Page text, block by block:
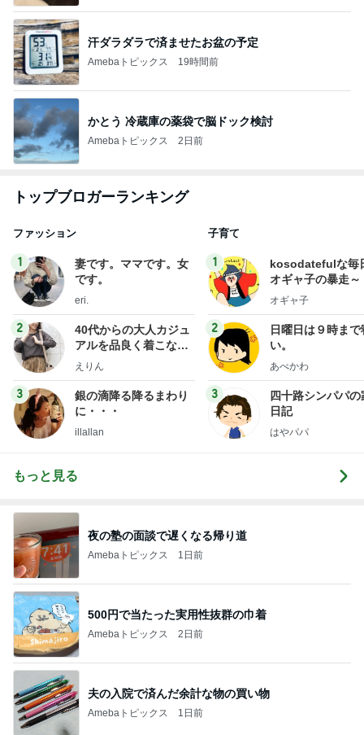
汗ダラダラで済ませたお盆の予定
Amebaトピックス 19時間前
かとう 冷蔵庫の薬袋で脳ドック検討
Amebaトピックス 2日前
トップブロガーランキング
ファッション
1
妻です。ママです。女
です。
eri.
2
40代からの大人カジュ
アルを品良く着こなす
ファッションブログ
えりん
3
銀の滴降る降るまわり
に・・・
illallan
子育て
1
kosodatefulな毎
オギャ子の暴走～
オギャ子
2
日曜日は９時まで
い。
あべかわ
3
四十路シンパパの
日記
はやパパ
もっと見る
夜の塾の面談で遅くなる帰り道
Amebaトピックス 1日前
500円で当たった実用性抜群の巾着
Amebaトピックス 2日前
夫の入院で済んだ余計な物の買い物
Amebaトピックス 1日前